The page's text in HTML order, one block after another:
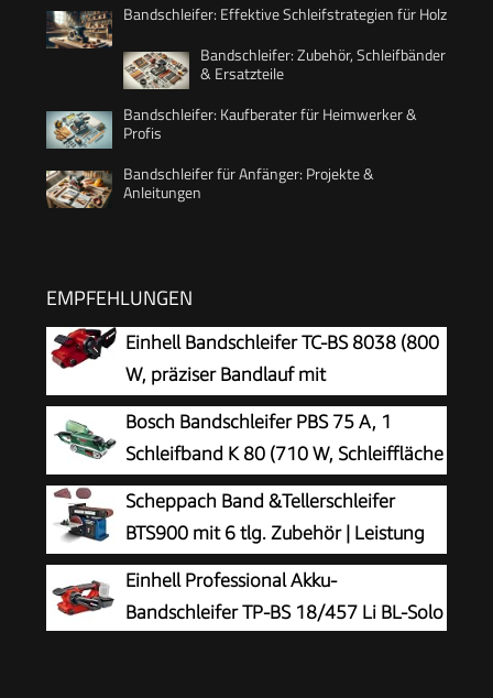
Bandschleifer: Effektive Schleifstrategien für Holz
Bandschleifer: Zubehör, Schleifbänder
& Ersatzteile
Bandschleifer: Kaufberater für Heimwerker &
Profis
Bandschleifer für Anfänger: Projekte &
Anleitungen
EMPFEHLUNGEN
Einhell Bandschleifer TC-BS 8038 (800
W, präziser Bandlauf mit
Feinjustierung, keramische Schutz-Einlage,
Zusatzhandgriff, integrierte Staubabsaugung,
inkl. Schleifband)
Bosch Bandschleifer PBS 75 A, 1
Schleifband K 80 (710 W, Schleiffläche
76 x 165 mm, Bandabmessung 75 x
533 mm)
Scheppach Band &Tellerschleifer
BTS900 mit 6 tlg. Zubehör | Leistung
370W | Schleifteller-Ø 150mm |
Schleifbandlänge/-breite 915x100mm |
Tischneigung 0°–45° | Gussmaterial-
Einhell Professional Akku-
Bandschleifer TP-BS 18/457 Li BL-Solo